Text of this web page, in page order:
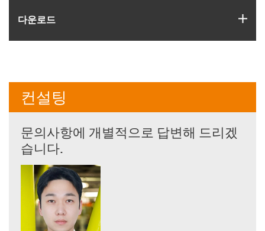
다운로드
컨설팅
문의사항에 개별적으로 답변해 드리겠
습니다.